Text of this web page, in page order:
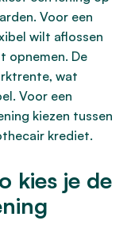
Voor een
wilt aflossen
opnemen. De
wat
Voor een
kiezen tussen
krediet.
kies je de